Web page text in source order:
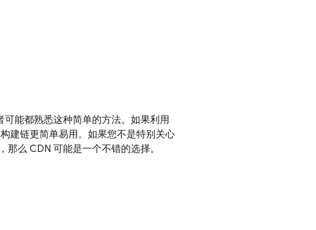
能都熟悉这种简单的方法。如果利用
建链更简单易用。如果您不是特别关心
么 CDN 可能是一个不错的选择。